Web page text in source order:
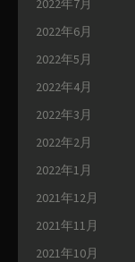
2022年7月
2022年6月
2022年5月
2022年4月
2022年3月
2022年2月
2022年1月
2021年12月
2021年11月
2021年10月